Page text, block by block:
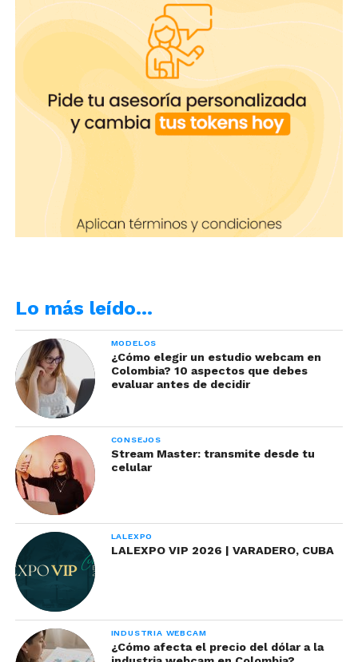
Lo más leído…
MODELOS
¿Cómo elegir un estudio webcam en
Colombia? 10 aspectos que debes
evaluar antes de decidir
CONSEJOS
Stream Master: transmite desde tu
celular
LALEXPO
LALEXPO VIP 2026 | VARADERO, CUBA
INDUSTRIA WEBCAM
¿Cómo afecta el precio del dólar a la